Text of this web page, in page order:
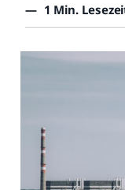
— 1 Min.